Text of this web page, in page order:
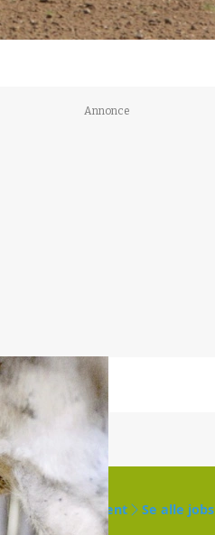
Annonce
Opret agent Se alle jobs